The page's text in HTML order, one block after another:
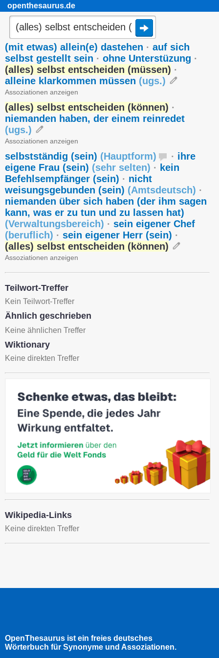
openthesaurus.de
(mit etwas) allein(e) dastehen · auf sich
selbst gestellt sein · ohne Unterstüzung ·
(alles) selbst entscheiden (müssen) ·
alleine klarkommen müssen (ugs.)
Assoziationen anzeigen
(alles) selbst entscheiden (können) ·
niemanden haben, der einem reinredet
(ugs.)
Assoziationen anzeigen
selbstständig (sein) (Hauptform) · ihre
eigene Frau (sein) (sehr selten) · kein
Befehlsempfänger (sein) · nicht
weisungsgebunden (sein) (Amtsdeutsch) ·
niemanden über sich haben (der ihm sagen
kann, was er zu tun und zu lassen hat)
(Verwaltungsbereich) · sein eigener Chef
(beruflich) · sein eigener Herr (sein) ·
(alles) selbst entscheiden (können)
Assoziationen anzeigen
Teilwort-Treffer
Kein Teilwort-Treffer
Ähnlich geschrieben
Keine ähnlichen Treffer
Wiktionary
Keine direkten Treffer
Wikipedia-Links
Keine direkten Treffer
OpenThesaurus ist ein freies deutsches
Wörterbuch für Synonyme und Assoziationen.